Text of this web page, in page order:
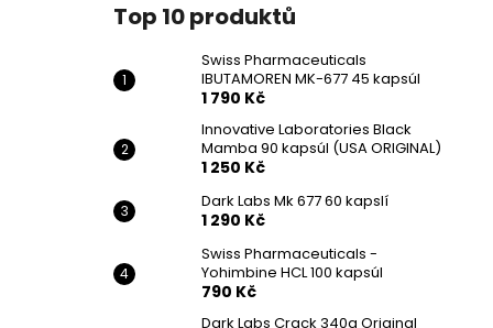
Top 10 produktů
Swiss Pharmaceuticals
IBUTAMOREN MK-677 45 kapsúl
1 790 Kč
Innovative Laboratories Black
Mamba 90 kapsúl (USA ORIGINAL)
1 250 Kč
Dark Labs Mk 677 60 kapslí
1 290 Kč
Swiss Pharmaceuticals -
Yohimbine HCL 100 kapsúl
790 Kč
Dark Labs Crack 340g Original